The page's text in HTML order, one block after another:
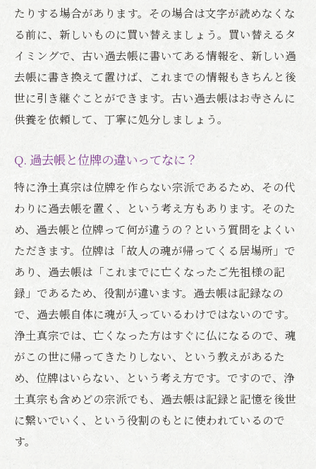
たりする場合があります。その場合は文字が読めなくな
る前に、新しいものに買い替えましょう。買い替えるタ
イミングで、古い過去帳に書いてある情報を、新しい過
去帳に書き換えて置けば、これまでの情報もきちんと後
世に引き継ぐことができます。古い過去帳はお寺さんに
供養を依頼して、丁寧に処分しましょう。
Q. 過去帳と位牌の違いってなに？
特に浄土真宗は位牌を作らない宗派であるため、その代
わりに過去帳を置く、という考え方もあります。そのた
め、過去帳と位牌って何が違うの？という質問をよくい
ただきます。位牌は「故人の魂が帰ってくる居場所」で
あり、過去帳は「これまでに亡くなったご先祖様の記
録」であるため、役割が違います。過去帳は記録なの
で、過去帳自体に魂が入っているわけではないのです。
浄土真宗では、亡くなった方はすぐに仏になるので、魂
がこの世に帰ってきたりしない、という教えがあるた
め、位牌はいらない、という考え方です。ですので、浄
土真宗も含めどの宗派でも、過去帳は記録と記憶を後世
に繋いでいく、という役割のもとに使われているので
す。